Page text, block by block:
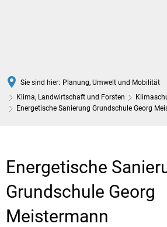
Sie sind hier: Planung, Umwelt und Mobilität
Klima, Landwirtschaft und Forsten
Energetische Sanierung Grundschule Georg
Sanierung
Grundschule
Georg
Energetische
Grundschule Georg
Meistermann